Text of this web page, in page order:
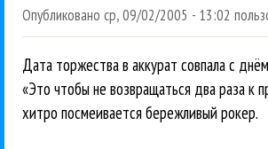
Опубликовано ср, 09/02/2005 - 13:02
Дата торжества в аккурат совпала с
«Это чтобы не возвращаться два раза к
хитро посмеивается бережливый рокер.